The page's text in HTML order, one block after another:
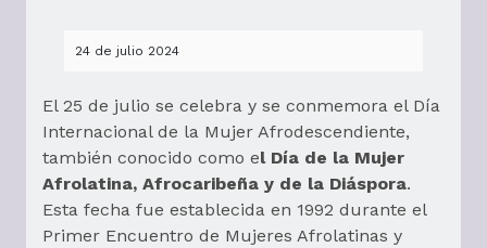
24 de julio 2024
El 25 de julio se celebra y se conmemora el Día
Internacional de la Mujer Afrodescendiente,
también conocido como el Día de la Mujer
Afrolatina, Afrocaribeña y de la Diáspora.
Esta fecha fue establecida en 1992 durante el
Primer Encuentro de Mujeres Afrolatinas y